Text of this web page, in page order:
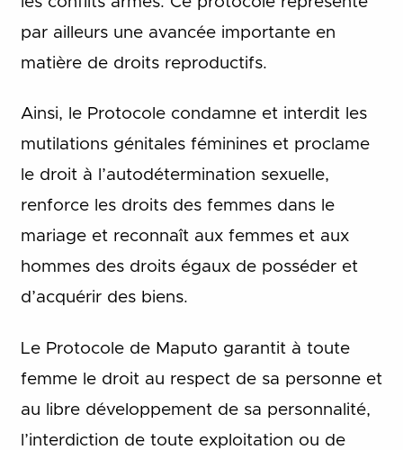
par ailleurs une avancée importante en
matière de droits reproductifs.
Ainsi, le Protocole condamne et interdit les
mutilations génitales féminines et proclame
le droit à l’autodétermination sexuelle,
renforce les droits des femmes dans le
mariage et reconnaît aux femmes et aux
hommes des droits égaux de posséder et
d’acquérir des biens.
Le Protocole de Maputo garantit à toute
femme le droit au respect de sa personne et
au libre développement de sa personnalité,
l’interdiction de toute exploitation ou de